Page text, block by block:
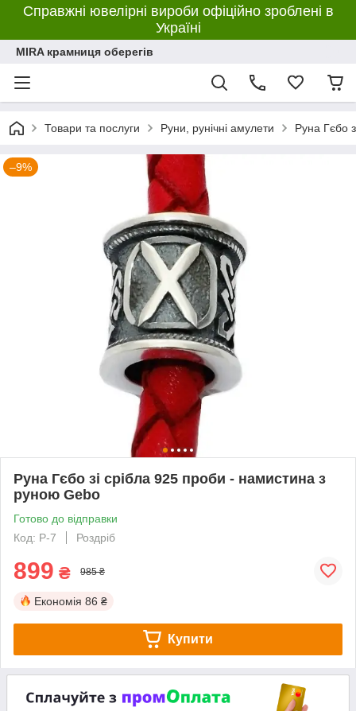
Справжні ювелірні вироби офіційно зроблені в
Україні
MIRA крамниця оберегів
Товари та послуги Руни, рунічні амулети Руна Гєбо
–9%
Руна Гєбо зі срібла 925 проби - намистина з
руною Gebo
Готово до відправки
Код: Р-7
Роздріб
899 ₴ 985 ₴
Економія 86 ₴
Купити